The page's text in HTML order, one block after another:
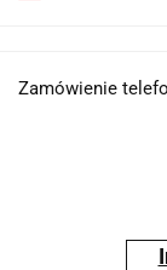
Zamówienie